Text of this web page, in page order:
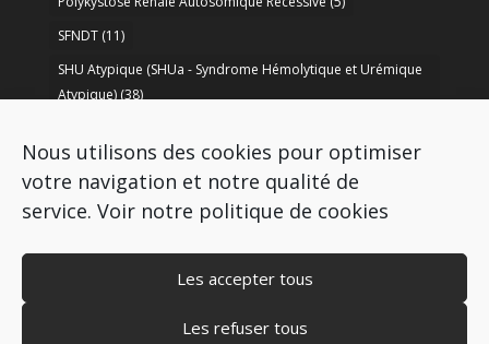
Nous utilisons des cookies pour optimiser
votre navigation et notre qualité de
service. Voir notre politique de cookies
Les accepter tous
Les refuser tous
SFNDT(11)
SHU Atypique (SHUa - Syndrome Hémolytique et Urémique
Atypique)(38)
Syndrome de Bartter(8) Syndrome d’Alport(37)